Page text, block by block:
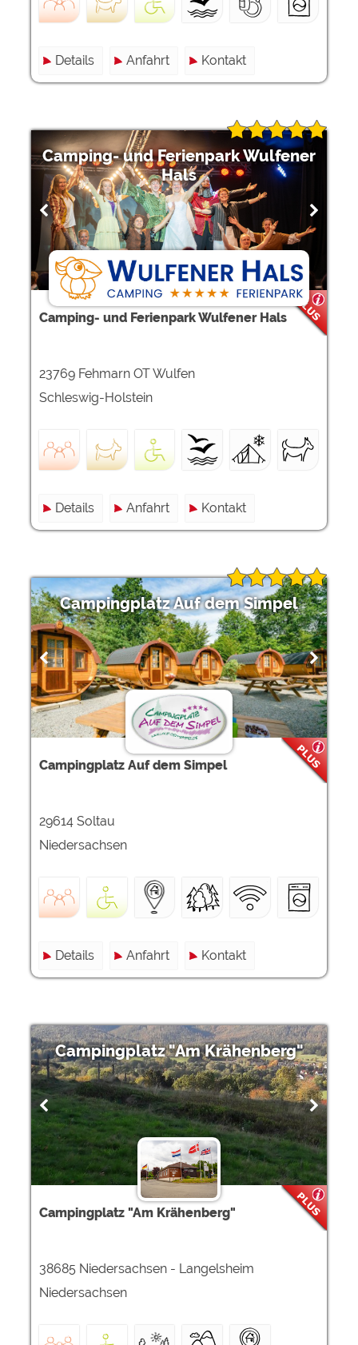
Details Anfahrt Kontakt
Camping- und Ferienpark Wulfener
Hals
Camping- und Ferienpark Wulfener Hals
23769 Fehmarn OT Wulfen
Schleswig-Holstein
Details Anfahrt Kontakt
Campingplatz Auf dem Simpel
Campingplatz Auf dem Simpel
29614 Soltau
Niedersachsen
Details Anfahrt Kontakt
Campingplatz "Am Krähenberg"
Campingplatz "Am Krähenberg"
38685 Niedersachsen - Langelsheim
Niedersachsen